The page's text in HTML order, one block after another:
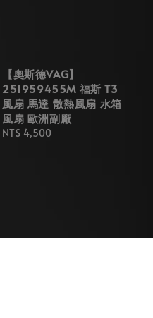
【奧斯德VAG】
251959455M 福斯 T3
風扇 馬達 散熱風扇 水箱
風扇 歐洲副廠
Regular
NT$ 4,500